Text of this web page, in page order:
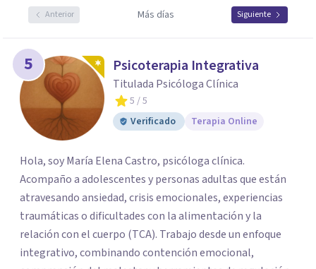
Anterior Más días Siguiente
5 Psicoterapia Integrativa
Titulada Psicóloga Clínica
5 / 5
Verificado
Terapia Online
Hola, soy María Elena Castro, psicóloga clínica.
Acompaño a adolescentes y personas adultas que están
atravesando ansiedad, crisis emocionales, experiencias
traumáticas o dificultades con la alimentación y la
relación con el cuerpo (TCA). Trabajo desde un enfoque
integrativo, combinando contención emocional,